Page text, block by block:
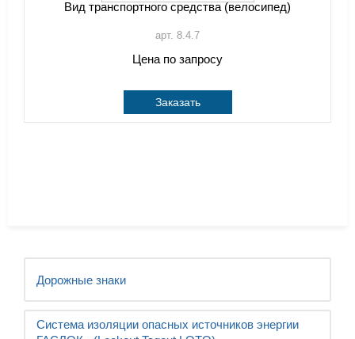
Дорожные знаки
Система изоляции опасных источников энергии
Вид транспортного средства (велосипед)
арт. 8.4.7
Цена по запросу
Заказать